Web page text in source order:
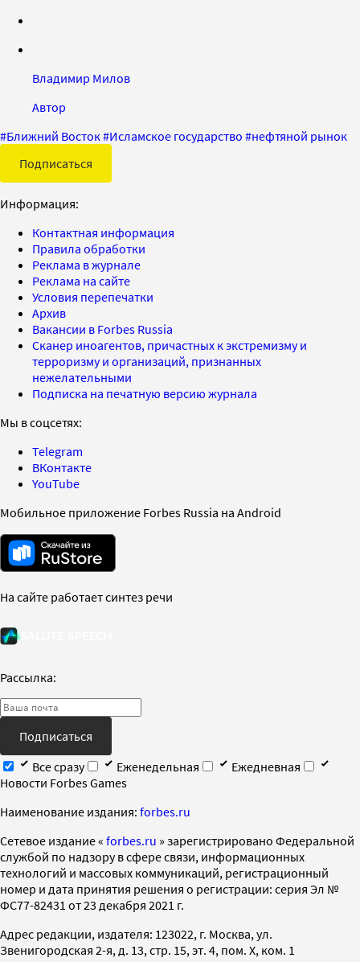
Владимир Милов
Автор
#Ближний Восток#Исламское государство #нефтяной рынок
Подписаться
Информация:
Контактная информация
Правила обработки
Реклама в журнале
Реклама на сайте
Условия перепечатки
Архив
Вакансии в Forbes Russia
Сканер иноагентов, причастных к экстремизму и
терроризму и организаций, признанных
нежелательными
Подписка на печатную версию журнала
Мы в соцсетях:
Telegram
ВКонтакте
YouTube
Мобильное приложение Forbes Russia на Android
На сайте работает синтез речи
Рассылка:
Подписаться
Все сразу
Еженедельная
Ежедневная
Новости Forbes Games
Наименование издания: forbes.ru
Cетевое издание « forbes.ru » зарегистрировано Федеральной
службой по надзору в сфере связи, информационных
технологий и массовых коммуникаций, регистрационный
номер и дата принятия решения о регистрации: серия Эл №
ФС77-82431 от 23 декабря 2021 г.
Адрес редакции, издателя: 123022, г. Москва, ул.
Звенигородская 2-я, д. 13, стр. 15, эт. 4, пом. X, ком. 1